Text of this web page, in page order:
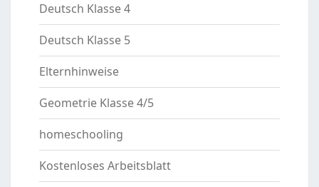
Deutsch Klasse 4
Deutsch Klasse 5
Elternhinweise
Geometrie Klasse 4/5
homeschooling
Kostenloses Arbeitsblatt